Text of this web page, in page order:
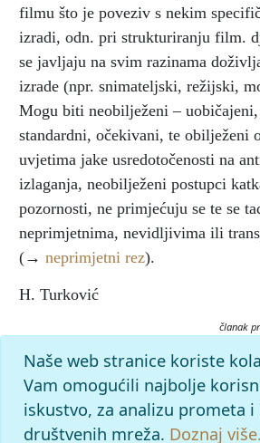
filmu što je poveziv s nekim
izradi, odn. pri strukturiranju film.
se javljaju na svim razinama
izrade (npr. snimateljski, režijski,
Mogu biti neobilježeni –
standardni, očekivani, te obilježeni
uvjetima jake usredotočenosti na
izlaganja, neobilježeni postupci
pozornosti, ne primjećuju se te se
neprimjetnima, nevidljivima ili
(→ neprimjetni rez).
H. Turković
članak
Citiranje:
filmski postupak.Filmski leksikon (2003),
Leksikografski zavod Miroslav Krleža,
7.8.2026. <https://film.lzmk.hr/clanak/
Naše web stranice koriste
Vam omogućili najbolje
iskustvo, za analizu prometa
društvenih mreža. Doznaj više.